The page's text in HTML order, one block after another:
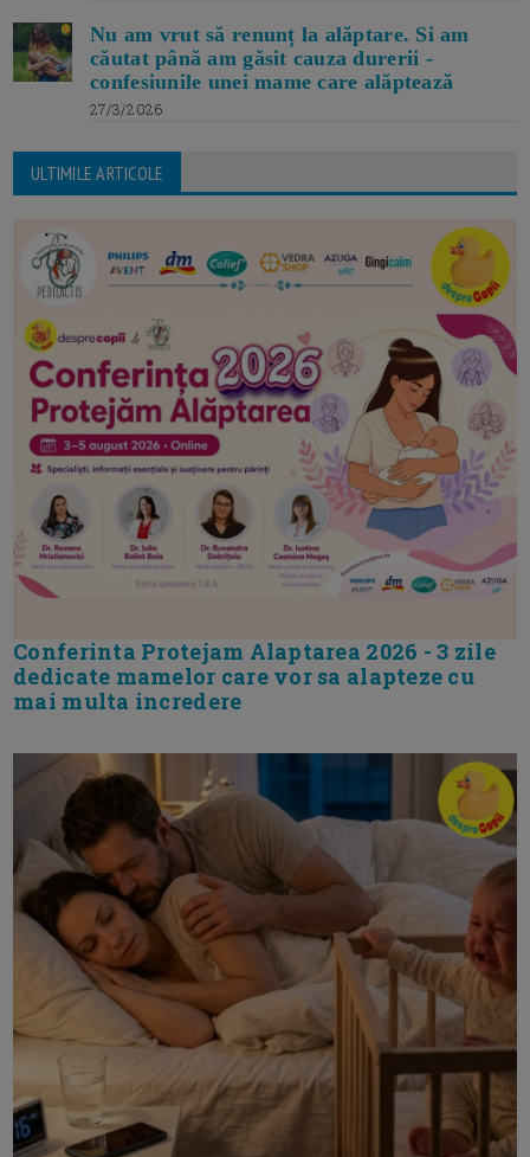
Nu am vrut să renunț la alăptare. Si am
căutat până am găsit cauza durerii -
confesiunile unei mame care alăptează
27/3/2026
ULTIMILE ARTICOLE
Conferinta Protejam Alaptarea 2026 - 3 zile
dedicate mamelor care vor sa alapteze cu
mai multa incredere